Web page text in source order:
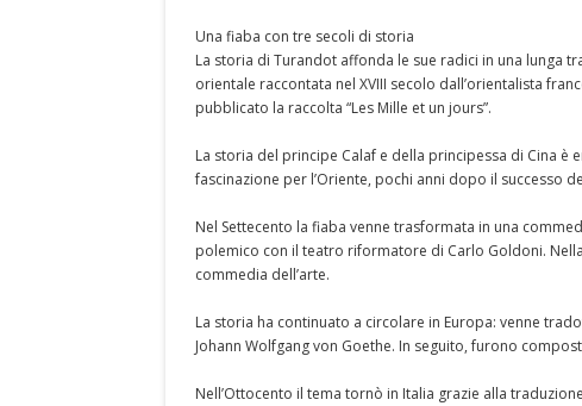
Una fiaba con tre secoli di storia
La storia di Turandot affonda le sue radici in una lunga
orientale raccontata nel XVIII secolo dall’orientalista
pubblicato la raccolta “Les Mille et un jours”.
La storia del principe Calaf e della principessa di Cina
fascinazione per l’Oriente, pochi anni dopo il successo
Nel Settecento la fiaba venne trasformata in una
polemico con il teatro riformatore di Carlo Goldoni.
commedia dell’arte.
La storia ha continuato a circolare in Europa: venne
Johann Wolfgang von Goethe. In seguito, furono
Nell’Ottocento il tema tornò in Italia grazie alla